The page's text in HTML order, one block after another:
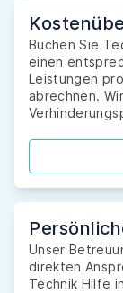
Buchen Sie
einen
Leistungen
abrechnen.
Unser
direkten
Technik Hilfe